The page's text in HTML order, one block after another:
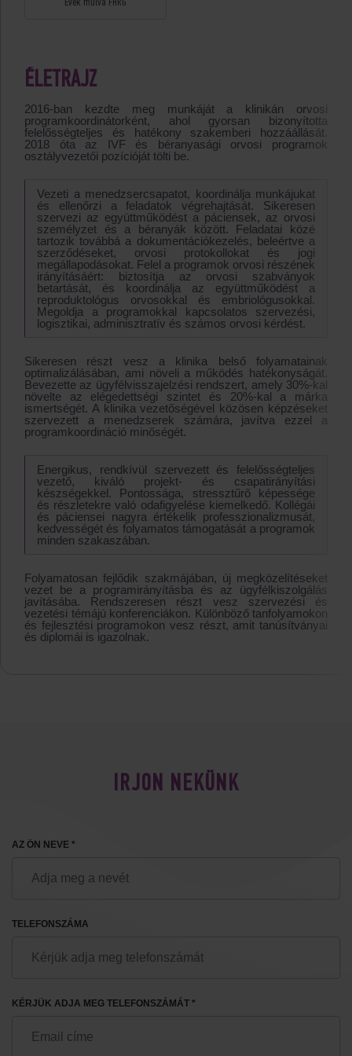
Évek múlva FHRG
ÉLETRAJZ
2016-ban kezdte meg munkáját a klinikán orvosi
programkoordinátorként, ahol gyorsan bizonyította
felelősségteljes és hatékony szakemberi hozzáállását.
2018 óta az IVF és béranyasági orvosi programok
osztályvezetői pozícióját tölti be.
Vezeti a menedzsercsapatot, koordinálja munkájukat
és ellenőrzi a feladatok végrehajtását. Sikeresen
szervezi az együttműködést a páciensek, az orvosi
személyzet és a béranyák között. Feladatai közé
tartozik továbbá a dokumentációkezelés, beleértve a
szerződéseket, orvosi protokollokat és jogi
megállapodásokat. Felel a programok orvosi részének
irányításáért: biztosítja az orvosi szabványok
betartását, és koordinálja az együttműködést a
reproduktológus orvosokkal és embriológusokkal.
Megoldja a programokkal kapcsolatos szervezési,
logisztikai, adminisztratív és számos orvosi kérdést.
Sikeresen részt vesz a klinika belső folyamatainak
optimalizálásában, ami növeli a működés hatékonyságát.
Bevezette az ügyfélvisszajelzési rendszert, amely 30%-kal
növelte az elégedettségi szintet és 20%-kal a márka
ismertségét. A klinika vezetőségével közösen képzéseket
szervezett a menedzserek számára, javítva ezzel a
programkoordináció minőségét.
Energikus, rendkívül szervezett és felelősségteljes
vezető, kiváló projekt- és csapatirányítási
készségekkel. Pontossága, stressztűrő képessége
és részletekre való odafigyelése kiemelkedő. Kollégái
és páciensei nagyra értékelik professzionalizmusát,
kedvességét és folyamatos támogatását a programok
minden szakaszában.
Folyamatosan fejlődik szakmájában, új megközelítéseket
vezet be a programirányításba és az ügyfélkiszolgálás
javításába. Rendszeresen részt vesz szervezési és
vezetési témájú konferenciákon. Különböző tanfolyamokon
és fejlesztési programokon vesz részt, amit tanúsítványai
és diplomái is igazolnak.
IRJON NEKÜNK
AZ ÖN NEVE *
TELEFONSZÁMA
KÉRJÜK ADJA MEG TELEFONSZÁMÁT *